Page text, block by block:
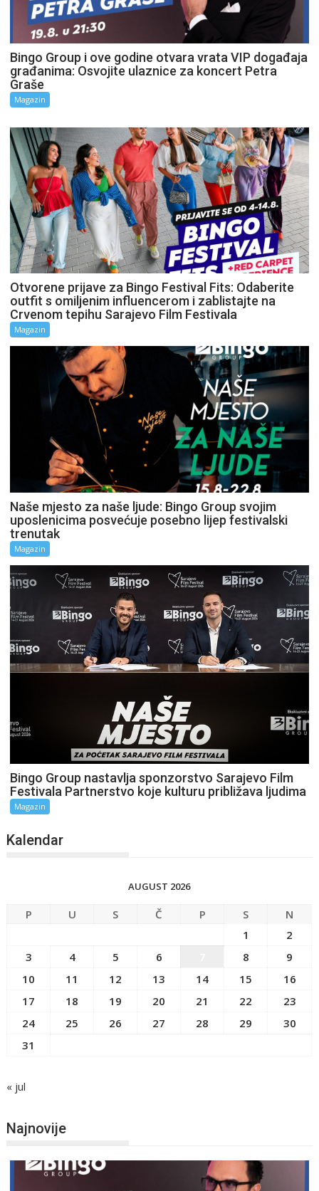
Bingo Group i ove godine otvara vrata VIP događaja
građanima: Osvojite ulaznice za koncert Petra
Graše
Magazin
Otvorene prijave za Bingo Festival Fits: Odaberite
outfit s omiljenim influencerom i zablistajte na
Crvenom tepihu Sarajevo Film Festivala
Magazin
Naše mjesto za naše ljude: Bingo Group svojim
uposlenicima posvećuje posebno lijep festivalski
trenutak
Magazin
Bingo Group nastavlja sponzorstvo Sarajevo Film
Festivala Partnerstvo koje kulturu približava ljudima
Magazin
Kalendar
AUGUST 2026
P U S Č P S
N
1
2
3
4 5 6 8
9
10
11 12 13 14 15
16
17
18 19 20 21 22
23
24
25 26 27 28 29
30
31
« jul
Najnovije